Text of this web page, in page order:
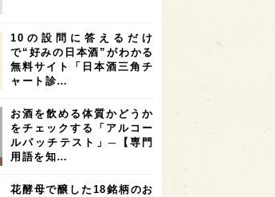
10の設問に答えるだけ
で“好みの日本酒”がわかる
無料サイト「日本酒三角チ
ャート診…
お酒を飲める体質かどうか
をチェックする「アルコー
ルパッチテスト」─【専門
用語を知…
花酵母で醸した18銘柄のお